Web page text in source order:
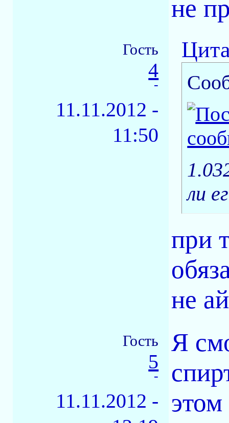
не
Гость
4
-
11.11.2012 -
11:50
ли
при
не
Гость
5
-
11.11.2012 -
Я